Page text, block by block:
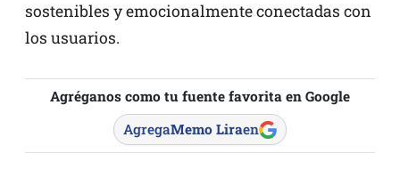
sostenibles y emocionalmente conectadas con
los usuarios.
Agréganos como tu fuente favorita en Google
AgregaMemo Liraen